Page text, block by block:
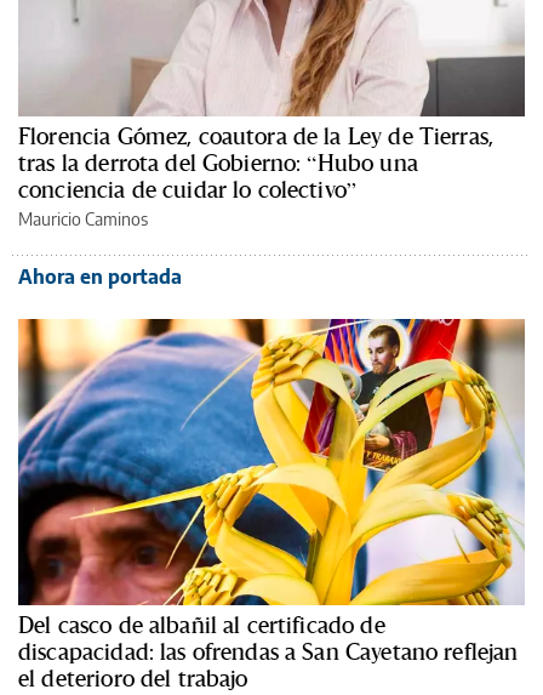
Florencia Gómez, coautora de la Ley de Tierras,
tras la derrota del Gobierno: “Hubo una
conciencia de cuidar lo colectivo”
Mauricio Caminos
Ahora en portada
Del casco de albañil al certificado de
discapacidad: las ofrendas a San Cayetano reflejan
el deterioro del trabajo